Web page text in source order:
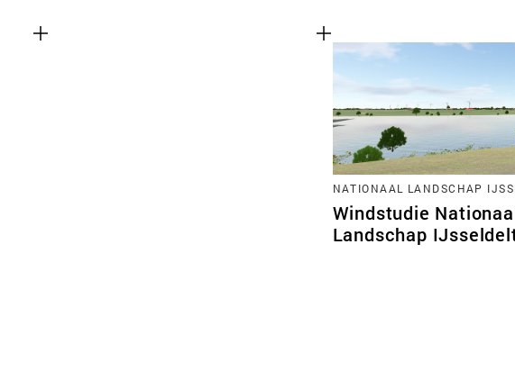
NATIONAAL LANDSCHAP
Windstudie
Landschap